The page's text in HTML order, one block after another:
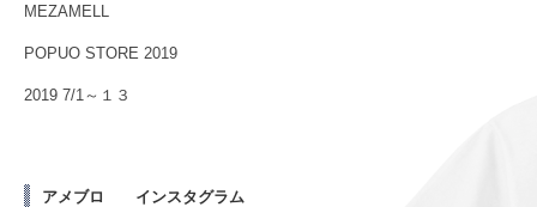
MEZAMELL
POPUO STORE 2019
2019 7/1～１３
アメブロ インスタグラム